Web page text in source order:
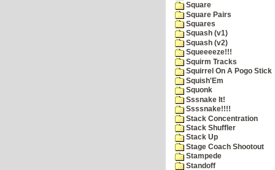
Square
Square Pairs
Squares
Squash (v1)
Squash (v2)
Squeeeeze!!!
Squirm Tracks
Squirrel On A Pogo Stick
Squish'Em
Squonk
Sssnake It!
Ssssnake!!!!
Stack Concentration
Stack Shuffler
Stack Up
Stage Coach Shootout
Stampede
Standoff